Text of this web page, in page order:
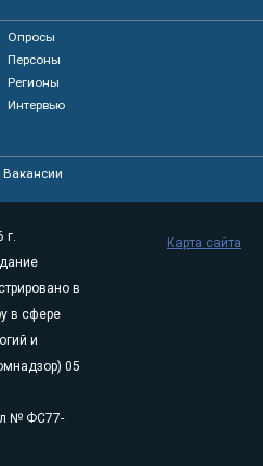
Опросы
Персоны
Регионы
Интервью
Вакансии
г.
в
в сфере
и
05
№ ФС77-
Карта сайта